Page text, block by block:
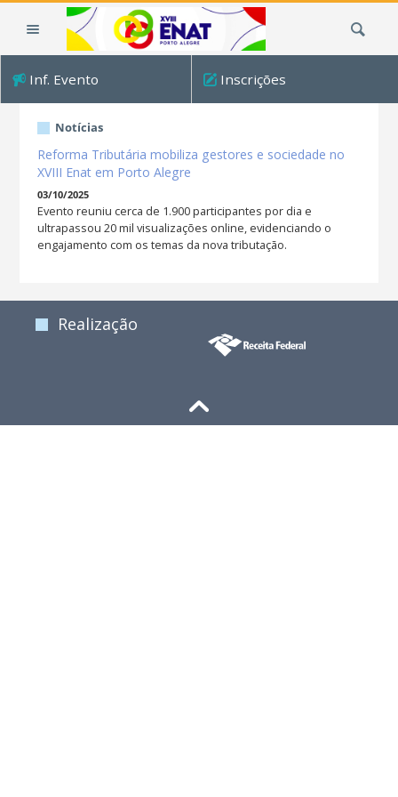
Inf. Evento Inscrições
Notícias
Reforma Tributária mobiliza gestores e sociedade no
XVIII Enat em Porto Alegre
03/10/2025
Evento reuniu cerca de 1.900 participantes por dia e
ultrapassou 20 mil visualizações online, evidenciando o
engajamento com os temas da nova tributação.
Realização